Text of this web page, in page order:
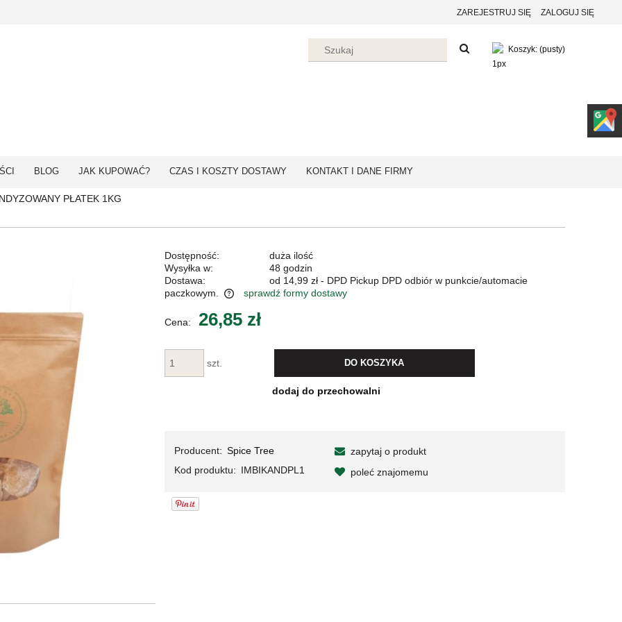
ZAREJESTRUJ SIĘ ZALOGUJ SIĘ
Koszyk: (pusty)
BLOG JAK KUPOWAĆ? CZAS I KOSZTY DOSTAWY KONTAKT I DANE FIRMY
PŁATEK 1KG
Dostępność:
duża ilość
Wysyłka w:
48 godzin
Dostawa:
od 14,99 zł - DPD Pickup DPD odbiór w punkcie/automacie
paczkowym.
Cena nie zawiera ewentualnych kosztów
płatności
sprawdź formy dostawy
Cena: 26,85 zł
szt. DO KOSZYKA
dodaj do przechowalni
Producent: Spice Tree
Kod produktu: IMBIKANDPL1
zapytaj o produkt
poleć znajomemu